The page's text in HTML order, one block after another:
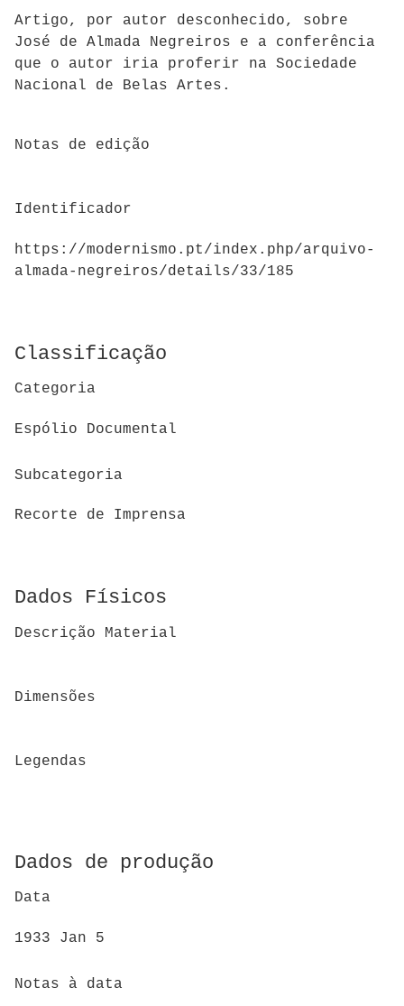
Artigo, por autor desconhecido, sobre
José de Almada Negreiros e a conferência
que o autor iria proferir na Sociedade
Nacional de Belas Artes.
Notas de edição
Identificador
https://modernismo.pt/index.php/arquivo-
almada-negreiros/details/33/185
Classificação
Categoria
Espólio Documental
Subcategoria
Recorte de Imprensa
Dados Físicos
Descrição Material
Dimensões
Legendas
Dados de produção
Data
1933 Jan 5
Notas à data